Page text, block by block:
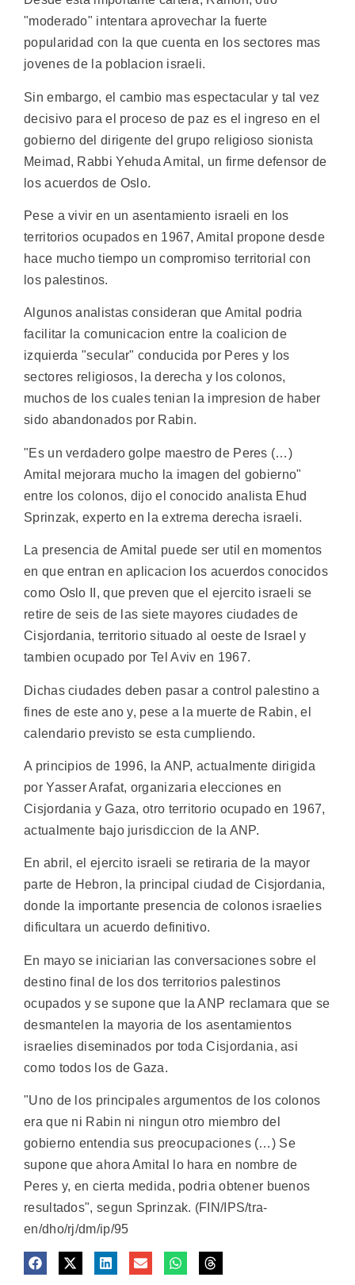
"moderado" intentara aprovechar la fuerte
popularidad con la que cuenta en los sectores mas
jovenes de la poblacion israeli.
Sin embargo, el cambio mas espectacular y tal vez
decisivo para el proceso de paz es el ingreso en el
gobierno del dirigente del grupo religioso sionista
Meimad, Rabbi Yehuda Amital, un firme defensor de
los acuerdos de Oslo.
Pese a vivir en un asentamiento israeli en los
territorios ocupados en 1967, Amital propone desde
hace mucho tiempo un compromiso territorial con
los palestinos.
Algunos analistas consideran que Amital podria
facilitar la comunicacion entre la coalicion de
izquierda "secular" conducida por Peres y los
sectores religiosos, la derecha y los colonos,
muchos de los cuales tenian la impresion de haber
sido abandonados por Rabin.
"Es un verdadero golpe maestro de Peres (…)
Amital mejorara mucho la imagen del gobierno"
entre los colonos, dijo el conocido analista Ehud
Sprinzak, experto en la extrema derecha israeli.
La presencia de Amital puede ser util en momentos
en que entran en aplicacion los acuerdos conocidos
como Oslo II, que preven que el ejercito israeli se
retire de seis de las siete mayores ciudades de
Cisjordania, territorio situado al oeste de Israel y
tambien ocupado por Tel Aviv en 1967.
Dichas ciudades deben pasar a control palestino a
fines de este ano y, pese a la muerte de Rabin, el
calendario previsto se esta cumpliendo.
A principios de 1996, la ANP, actualmente dirigida
por Yasser Arafat, organizaria elecciones en
Cisjordania y Gaza, otro territorio ocupado en 1967,
actualmente bajo jurisdiccion de la ANP.
En abril, el ejercito israeli se retiraria de la mayor
parte de Hebron, la principal ciudad de Cisjordania,
donde la importante presencia de colonos israelies
dificultara un acuerdo definitivo.
En mayo se iniciarian las conversaciones sobre el
destino final de los dos territorios palestinos
ocupados y se supone que la ANP reclamara que se
desmantelen la mayoria de los asentamientos
israelies diseminados por toda Cisjordania, asi
como todos los de Gaza.
"Uno de los principales argumentos de los colonos
era que ni Rabin ni ningun otro miembro del
gobierno entendia sus preocupaciones (…) Se
supone que ahora Amital lo hara en nombre de
Peres y, en cierta medida, podria obtener buenos
resultados", segun Sprinzak. (FIN/IPS/tra-
en/dho/rj/dm/ip/95